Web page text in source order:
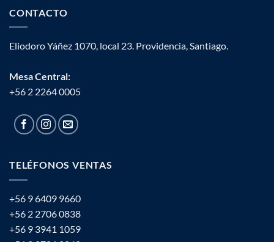
CONTACTO
Eliodoro Yáñez 1070, local 23. Providencia, Santiago.
Mesa Central:
+56 2 2264 0005
TELÉFONOS VENTAS
+56 9 6409 9660
+56 2 2706 0838
+56 9 3941 1059